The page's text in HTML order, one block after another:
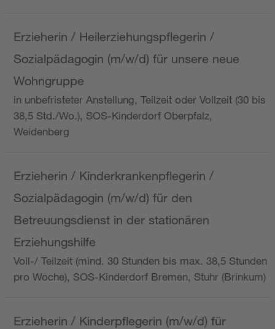
Erzieherin / Heilerziehungspflegerin /
Sozialpädagogin (m/w/d) für unsere neue
Wohngruppe
in unbefristeter Anstellung, Teilzeit oder Vollzeit (30 bis
38,5 Std./Wo.), SOS-Kinderdorf Oberpfalz,
Weidenberg
Erzieherin / Kinderkrankenpflegerin /
Sozialpädagogin (m/w/d) für den
Betreuungsdienst in der stationären
Erziehungshilfe
Voll-/ Teilzeit (mind. 30 Stunden bis max. 38,5 Stunden
pro Woche), SOS-Kinderdorf Bremen, Stuhr (Brinkum)
Erzieherin / Kinderpflegerin (m/w/d) für